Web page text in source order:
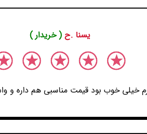
یسنا .ح ( خریدار )
خیلی خوب بود قیمت مناسبی هم داره و